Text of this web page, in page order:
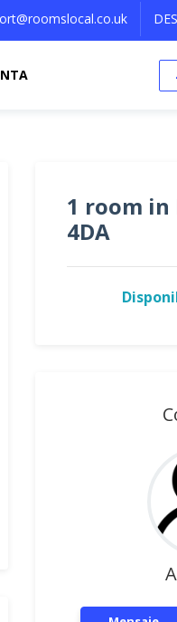
1 room in
4DA